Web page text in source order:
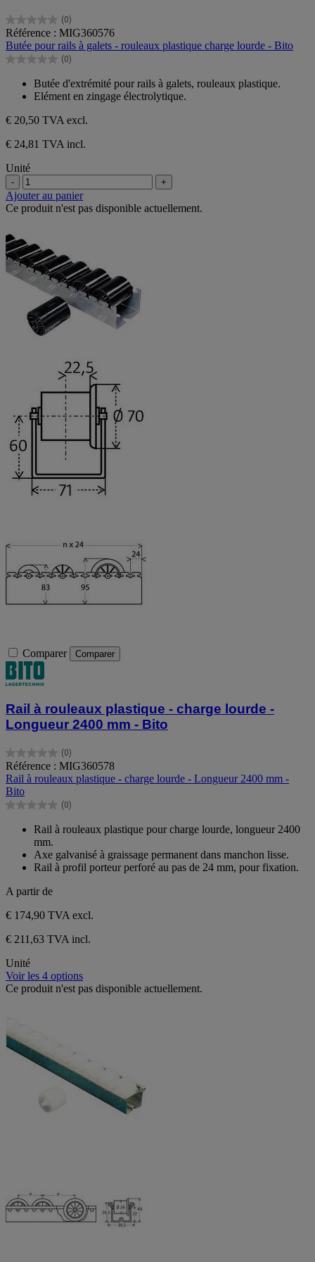
(0)
0.0
sur
5
étoiles.
Référence : MIG360576
Butée pour rails à galets - rouleaux plastique charge lourde - Bito
(0)
0.0
étoiles.
Butée d'extrémité pour rails à galets, rouleaux plastique.
Elément en zingage électrolytique.
€ 20,50 TVA excl.
€ 24,81 TVA incl.
Unité
- +
Ajouter au panier
Ce produit n'est pas disponible actuellement.
Comparer Comparer
Rail à rouleaux plastique - charge lourde -
Longueur 2400 mm - Bito
(0)
0.0
sur
5
étoiles.
Référence : MIG360578
Rail à rouleaux plastique - charge lourde - Longueur 2400 mm -
Bito
(0)
0.0
étoiles.
Rail à rouleaux plastique pour charge lourde, longueur 2400
mm.
Axe galvanisé à graissage permanent dans manchon lisse.
Rail à profil porteur perforé au pas de 24 mm, pour fixation.
A partir de
€ 174,90 TVA excl.
€ 211,63 TVA incl.
Unité
Voir les 4 options
Ce produit n'est pas disponible actuellement.